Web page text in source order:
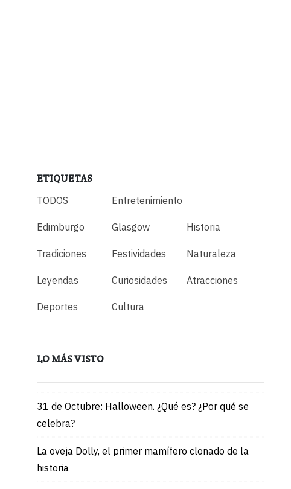
ETIQUETAS
TODOS Entretenimiento
Edimburgo Glasgow Historia
Tradiciones Festividades Naturaleza
Leyendas Curiosidades Atracciones
Deportes Cultura
LO MÁS VISTO
31 de Octubre: Halloween. ¿Qué es? ¿Por qué se
celebra?
La oveja Dolly, el primer mamífero clonado de la
historia